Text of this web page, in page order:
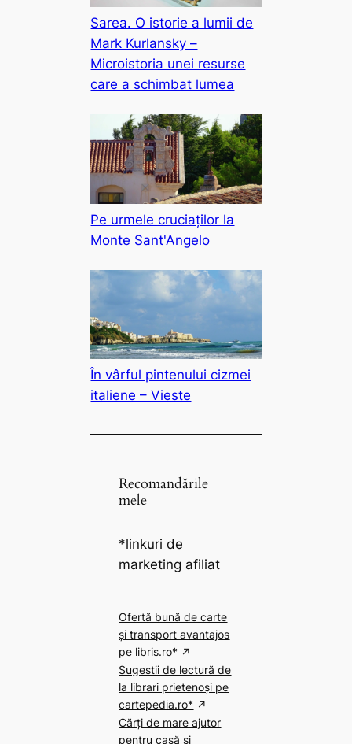
Sarea. O istorie a lumii de
Mark Kurlansky –
Microistoria unei resurse
care a schimbat lumea
Pe urmele cruciaților la
Monte Sant'Angelo
În vârful pintenului cizmei
italiene – Vieste
Recomandările
mele
*linkuri de
marketing afiliat
Ofertă bună de carte
și transport avantajos
pe libris.ro*
Sugestii de lectură de
la librari prietenoși pe
cartepedia.ro*
Cărți de mare ajutor
pentru casă și